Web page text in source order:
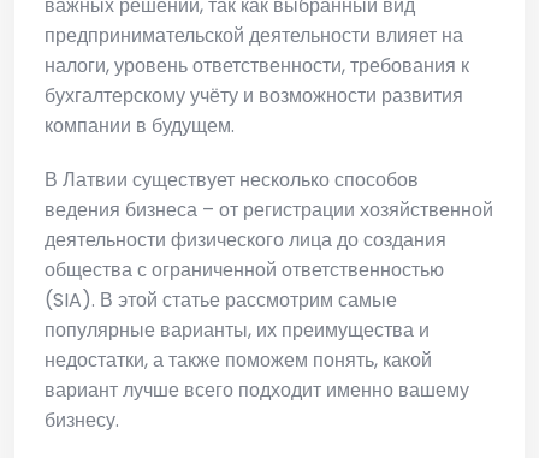
предпринимательской деятельности влияет на
налоги, уровень ответственности, требования к
бухгалтерскому учёту и возможности развития
компании в будущем.
В Латвии существует несколько способов
ведения бизнеса – от регистрации хозяйственной
деятельности физического лица до создания
общества с ограниченной ответственностью
(SIA). В этой статье рассмотрим самые
популярные варианты, их преимущества и
недостатки, а также поможем понять, какой
вариант лучше всего подходит именно вашему
бизнесу.